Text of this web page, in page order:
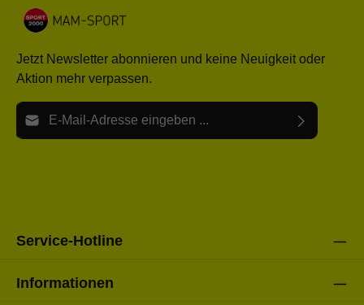
Jetzt Newsletter abonnieren und keine Neuigkeit oder
Aktion mehr verpassen.
E-Mail-Adresse*
Service-Hotline
Informationen